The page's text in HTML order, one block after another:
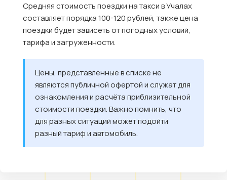
Средняя стоимость поездки на такси в Учалах
составляет порядка 100-120 рублей, также цена
поездки будет зависеть от погодных условий,
тарифа и загруженности.
Цены, представленные в списке не
являются публичной офертой и служат для
ознакомления и расчёта приблизительной
стоимости поездки. Важно помнить, что
для разных ситуаций может подойти
разный тариф и автомобиль.